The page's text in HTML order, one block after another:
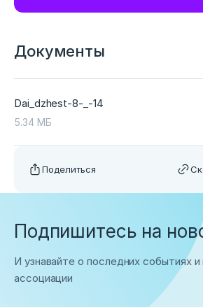
Документы
Dai_dzhest-8-_-14
5.34 МБ
Поделиться
Подпишитесь на
И узнавайте о последних событиях
ассоциации